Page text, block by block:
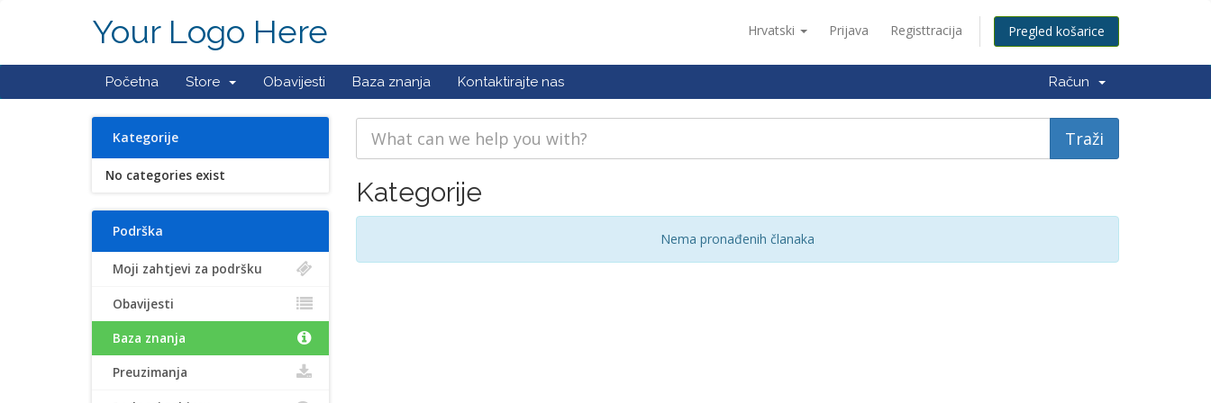
Hrvatski Prijava Registtracija Pregled košarice
Your Logo Here
Početna Store Obavijesti Baza znanja Kontaktirajte nas Račun
Kategorije
No categories exist
Podrška
Moji zahtjevi za podršku
Obavijesti
Baza znanja
Preuzimanja
Kategorije
Nema pronađenih članaka